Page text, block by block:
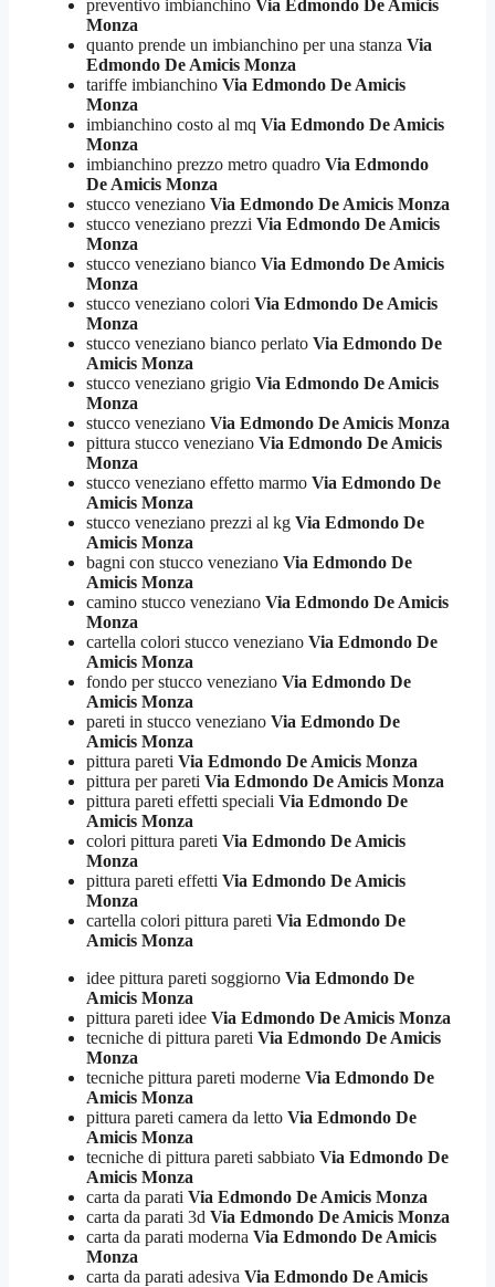
preventivo imbianchino Via Edmondo De Amicis
Monza
quanto prende un imbianchino per una stanza Via
Edmondo De Amicis Monza
tariffe imbianchino Via Edmondo De Amicis
Monza
imbianchino costo al mq Via Edmondo De Amicis
Monza
imbianchino prezzo metro quadro Via Edmondo
De Amicis Monza
stucco veneziano Via Edmondo De Amicis Monza
stucco veneziano prezzi Via Edmondo De Amicis
Monza
stucco veneziano bianco Via Edmondo De Amicis
Monza
stucco veneziano colori Via Edmondo De Amicis
Monza
stucco veneziano bianco perlato Via Edmondo De
Amicis Monza
stucco veneziano grigio Via Edmondo De Amicis
Monza
stucco veneziano Via Edmondo De Amicis Monza
pittura stucco veneziano Via Edmondo De Amicis
Monza
stucco veneziano effetto marmo Via Edmondo De
Amicis Monza
stucco veneziano prezzi al kg Via Edmondo De
Amicis Monza
bagni con stucco veneziano Via Edmondo De
Amicis Monza
camino stucco veneziano Via Edmondo De Amicis
Monza
cartella colori stucco veneziano Via Edmondo De
Amicis Monza
fondo per stucco veneziano Via Edmondo De
Amicis Monza
pareti in stucco veneziano Via Edmondo De
Amicis Monza
pittura pareti Via Edmondo De Amicis Monza
pittura per pareti Via Edmondo De Amicis Monza
pittura pareti effetti speciali Via Edmondo De
Amicis Monza
colori pittura pareti Via Edmondo De Amicis
Monza
pittura pareti effetti Via Edmondo De Amicis
Monza
cartella colori pittura pareti Via Edmondo De
Amicis Monza
idee pittura pareti soggiorno Via Edmondo De
Amicis Monza
pittura pareti idee Via Edmondo De Amicis Monza
tecniche di pittura pareti Via Edmondo De Amicis
Monza
tecniche pittura pareti moderne Via Edmondo De
Amicis Monza
pittura pareti camera da letto Via Edmondo De
Amicis Monza
tecniche di pittura pareti sabbiato Via Edmondo De
Amicis Monza
carta da parati Via Edmondo De Amicis Monza
carta da parati 3d Via Edmondo De Amicis Monza
carta da parati moderna Via Edmondo De Amicis
Monza
carta da parati adesiva Via Edmondo De Amicis